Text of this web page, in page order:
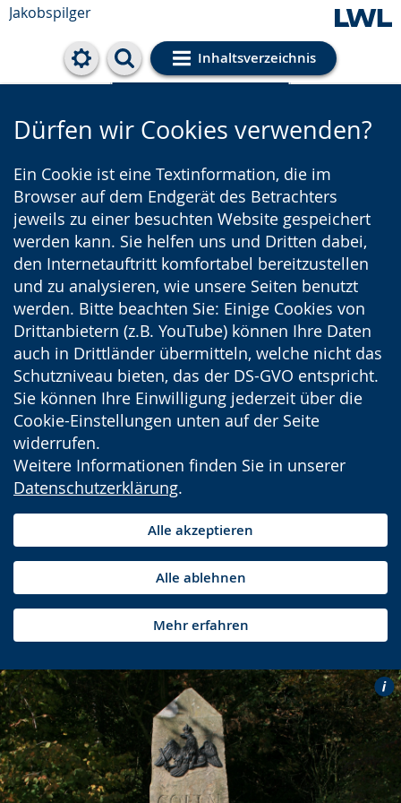
Jakobspilger
Inhaltsverzeichnis
Cookie-Einstellungen
Dürfen wir Cookies verwenden?
Ein Cookie ist eine Textinformation, die im
Browser auf dem Endgerät des Betrachters
jeweils zu einer besuchten Website gespeichert
werden kann. Sie helfen uns und Dritten dabei,
den Internetauftritt komfortabel bereitzustellen
und zu analysieren, wie unsere Seiten benutzt
werden. Bitte beachten Sie: Einige Cookies von
Drittanbietern (z.B. YouTube) können Ihre Daten
auch in Drittländer übermitteln, welche nicht das
Schutzniveau bieten, das der DS-GVO entspricht.
Sie können Ihre Einwilligung jederzeit über die
Cookie-Einstellungen unten auf der Seite
widerrufen.
Weitere Informationen finden Sie in unserer
Datenschutzerklärung.
Alle akzeptieren
Alle ablehnen
Mehr erfahren